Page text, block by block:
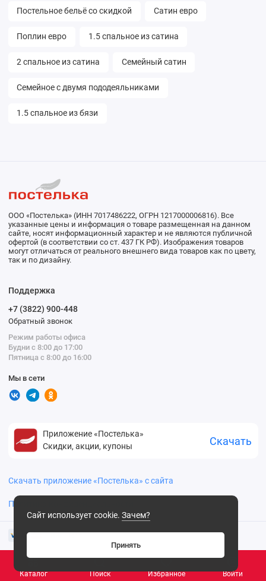
Каталог Поиск Избранное Войти
Постельное бельё со скидкой Сатин евро
Поплин евро 1.5 спальное из сатина
2 спальное из сатина Семейный сатин
Семейное с двумя пододеяльниками
1.5 спальное из бязи
Сайт использует cookie. Зачем?
Принять
ООО «Постелька» (ИНН 7017486222, ОГРН 1217000006816). Все
указанные цены и информация о товаре размещенная на данном
сайте, носят информационный характер и не являются публичной
офертой (в соответствии со ст. 437 ГК РФ). Изображения товаров
могут отличаться от реального внешнего вида товаров как по цвету,
так и по дизайну.
Поддержка
+7 (3822) 900-448
Обратный звонок
Режим работы офиса
Будни с 8:00 до 17:00
Пятница с 8:00 до 16:00
Мы в сети
Приложение «Постелька»
Скидки, акции, купоны
Скачать
Скачать приложение «Постелька» с сайта
Политика конфиденциальности